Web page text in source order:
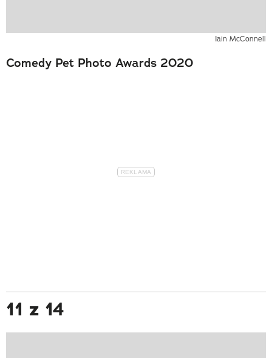
Iain McConnell
Comedy Pet Photo Awards 2020
11 z 14